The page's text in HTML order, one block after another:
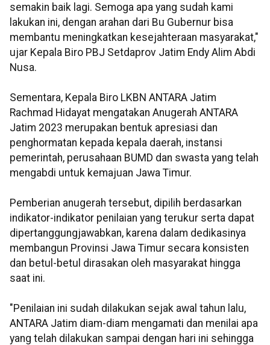
semakin baik lagi. Semoga apa yang sudah kami
lakukan ini, dengan arahan dari Bu Gubernur bisa
membantu meningkatkan kesejahteraan masyarakat,"
ujar Kepala Biro PBJ Setdaprov Jatim Endy Alim Abdi
Nusa.
Sementara, Kepala Biro LKBN ANTARA Jatim
Rachmad Hidayat mengatakan Anugerah ANTARA
Jatim 2023 merupakan bentuk apresiasi dan
penghormatan kepada kepala daerah, instansi
pemerintah, perusahaan BUMD dan swasta yang telah
mengabdi untuk kemajuan Jawa Timur.
Pemberian anugerah tersebut, dipilih berdasarkan
indikator-indikator penilaian yang terukur serta dapat
dipertanggungjawabkan, karena dalam dedikasinya
membangun Provinsi Jawa Timur secara konsisten
dan betul-betul dirasakan oleh masyarakat hingga
saat ini.
"Penilaian ini sudah dilakukan sejak awal tahun lalu,
ANTARA Jatim diam-diam mengamati dan menilai apa
yang telah dilakukan sampai dengan hari ini sehingga